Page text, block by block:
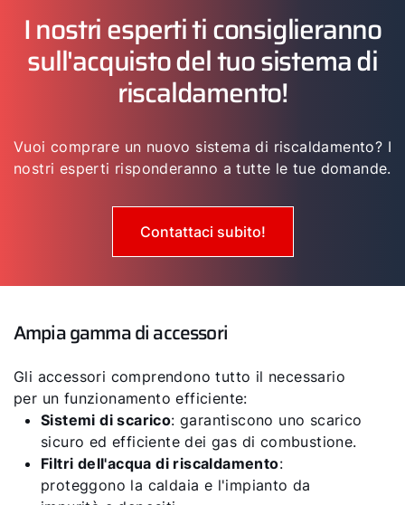
I nostri esperti ti consiglieranno
sull'acquisto del tuo sistema di
riscaldamento!
Vuoi comprare un nuovo sistema di riscaldamento? I
nostri esperti risponderanno a tutte le tue domande.
Contattaci subito!
Ampia gamma di accessori
Gli accessori comprendono tutto il necessario
per un funzionamento efficiente:
Sistemi di scarico: garantiscono uno scarico
sicuro ed efficiente dei gas di combustione.
Filtri dell'acqua di riscaldamento:
proteggono la caldaia e l'impianto da